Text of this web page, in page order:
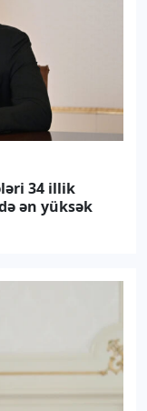
34 illik
ən yüksək